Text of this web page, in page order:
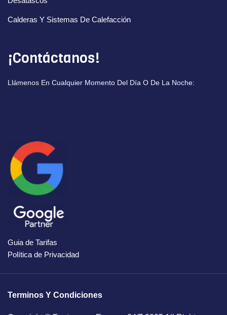
Calderas Y Sistemas De Calefacción
¡Contáctanos!
Llámenos En Cualquier Momento Del Día O De La Noche:
Guia de Tarifas
Política de Privacidad
Terminos Y Condiciones